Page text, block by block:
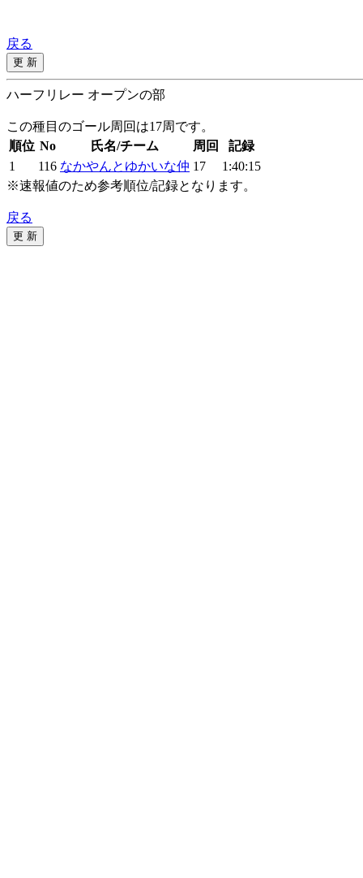
戻る
ハーフリレー オープンの部
この種目のゴール周回は17周です。
順位 No 氏名/チーム 周回
記録
1
116 なかやんとゆかいな仲 17
1:40:15
※速報値のため参考順位/記録となります。
戻る